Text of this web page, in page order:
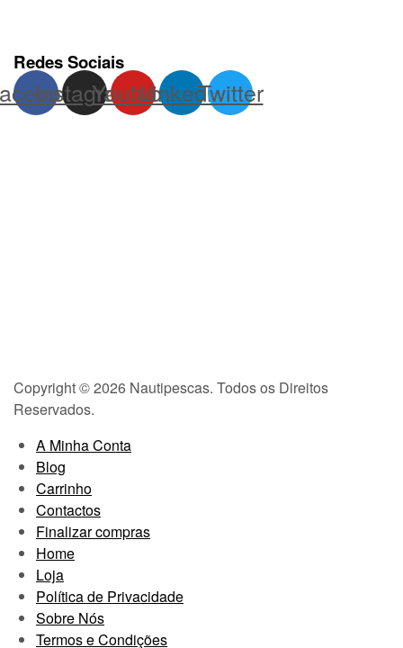
Redes Sociais
InstagramYoutubeLinkedinTwitter
Copyright © 2026 Nautipescas. Todos os Direitos
Reservados.
A Minha Conta
Blog
Carrinho
Contactos
Finalizar compras
Home
Loja
Política de Privacidade
Sobre Nós
Termos e Condições